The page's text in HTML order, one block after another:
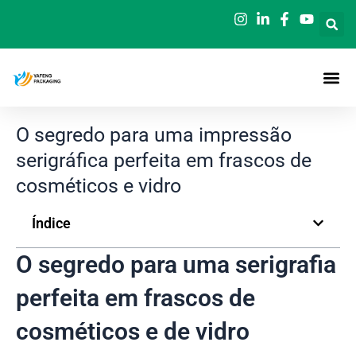
o
O segredo para uma impressão
serigráfica perfeita em frascos de
cosméticos e vidro
Índice
O segredo para uma serigrafia
perfeita em frascos de
cosméticos e de vidro